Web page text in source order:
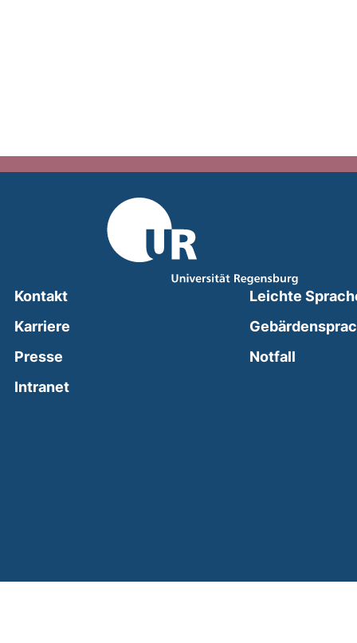
Kontakt
Karriere
Presse
Intranet(external link, opens in a new window)
Leichte
Notfall